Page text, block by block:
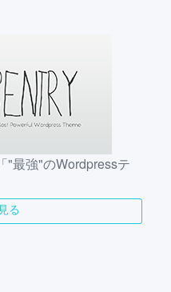
"最強"のWordpressテ
る